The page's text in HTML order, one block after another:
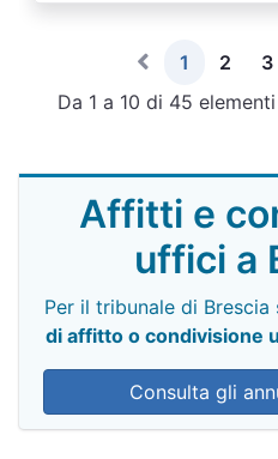
1 2 3
Da 1 a 10 di 45
Affitti e
uffici a
Per il tribunale di Brescia
di affitto o condivisione
Consulta gli